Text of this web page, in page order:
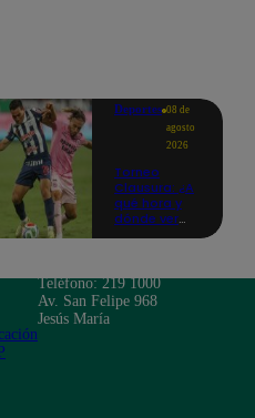
Deportes 08 de
agosto
2026
Torneo
Clausura: ¿A
qué hora y
dónde ver
fecha 4?
Teléfono: 219 1000
Av. San Felipe 968
Jesús María